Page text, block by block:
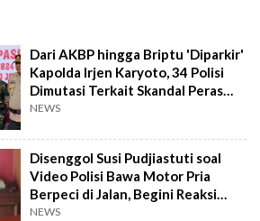
Dari AKBP hingga Briptu 'Diparkir'
Kapolda Irjen Karyoto, 34 Polisi
Dimutasi Terkait Skandal Peras
Pengunjung DWP?
NEWS
Disenggol Susi Pudjiastuti soal
Video Polisi Bawa Motor Pria
Berpeci di Jalan, Begini Reaksi
Ajudan Prabowo
NEWS